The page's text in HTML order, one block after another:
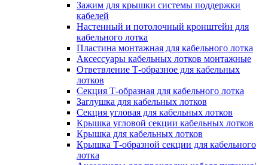
Зажим для крышки системы поддержки
кабелей
Настенный и потолочный кронштейн для
кабельного лотка
Пластина монтажная для кабельного лотка
Аксессуары кабельных лотков монтажные
Ответвление Т-образное для кабельных
лотков
Секция Т-образная для кабельного лотка
Заглушка для кабельных лотков
Секция угловая для кабельных лотков
Крышка угловой секции кабельных лотков
Крышка для кабельных лотков
Крышка Т-образной секции для кабельного
лотка